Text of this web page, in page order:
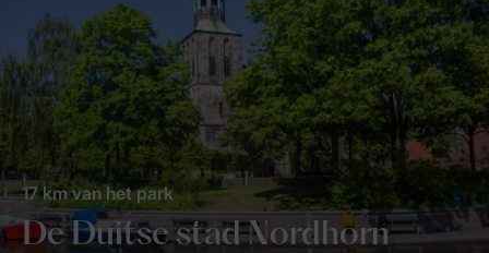
De Duitse stad Nordhorn
17 km van het park